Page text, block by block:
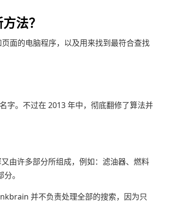
法？
面的电脑程序，以及用来找到最符合查找
字。不过在 2013 年中，彻底翻修了算法并
由许多部分所组成，例如：滤油器、燃料
。
并不负责处理全部的搜索，因为只